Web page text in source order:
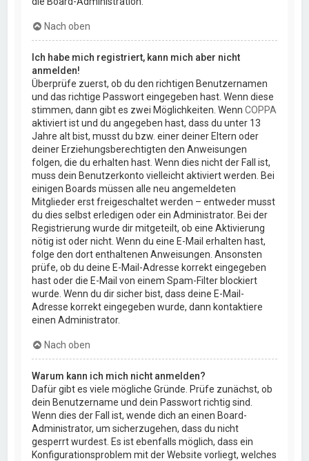
Nach oben
Ich habe mich registriert, kann mich aber nicht
anmelden!
Überprüfe zuerst, ob du den richtigen Benutzernamen
und das richtige Passwort eingegeben hast. Wenn diese
stimmen, dann gibt es zwei Möglichkeiten. WennCOPPA
aktiviert ist und du angegeben hast, dass du unter 13
Jahre alt bist, musst du bzw. einer deiner Eltern oder
deiner Erziehungsberechtigten den Anweisungen
folgen, die du erhalten hast. Wenn dies nicht der Fall ist,
muss dein Benutzerkonto vielleicht aktiviert werden. Bei
einigen Boards müssen alle neu angemeldeten
Mitglieder erst freigeschaltet werden – entweder musst
du dies selbst erledigen oder ein Administrator. Bei der
Registrierung wurde dir mitgeteilt, ob eine Aktivierung
nötig ist oder nicht. Wenn du eine E-Mail erhalten hast,
folge den dort enthaltenen Anweisungen. Ansonsten
prüfe, ob du deine E-Mail-Adresse korrekt eingegeben
hast oder die E-Mail von einem Spam-Filter blockiert
wurde. Wenn du dir sicher bist, dass deine E-Mail-
Adresse korrekt eingegeben wurde, dann kontaktiere
einen Administrator.
Nach oben
Warum kann ich mich nicht anmelden?
Dafür gibt es viele mögliche Gründe. Prüfe zunächst, ob
dein Benutzername und dein Passwort richtig sind.
Wenn dies der Fall ist, wende dich an einen Board-
Administrator, um sicherzugehen, dass du nicht
gesperrt wurdest. Es ist ebenfalls möglich, dass ein
Konfigurationsproblem mit der Website vorliegt, welches